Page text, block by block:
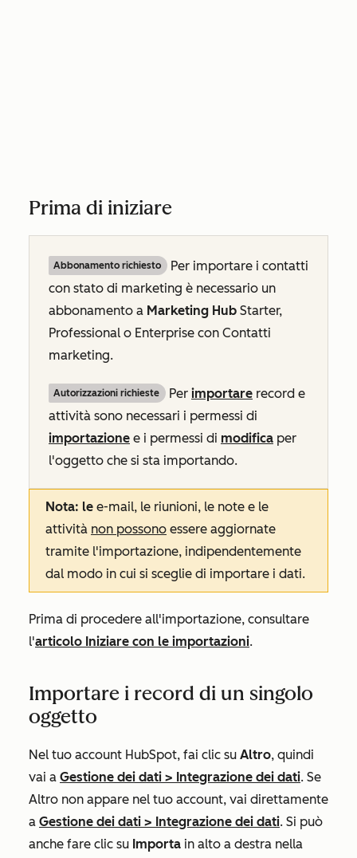
Prima di iniziare
Abbonamento richiesto
Per importare i contatti
con stato di marketing è necessario un
abbonamento a Marketing Hub Starter,
Professional o Enterprise con Contatti
marketing.
Autorizzazioni richieste Per importare record e
attività sono necessari i permessi di
importazione e i permessi di modifica per
l'oggetto che si sta importando.
Nota: le e-mail, le riunioni, le note e le
attività non possono essere aggiornate
tramite l'importazione, indipendentemente
dal modo in cui si sceglie di importare i dati.
Prima di procedere all'importazione, consultare
l'articolo Iniziare con le importazioni.
Importare i record di un singolo
oggetto
Nel tuo account HubSpot, fai clic su Altro, quindi
vai a Gestione dei dati > Integrazione dei dati. Se
Altro non appare nel tuo account, vai direttamente
a Gestione dei dati > Integrazione dei dati. Si può
anche fare clic su Importa in alto a destra nella